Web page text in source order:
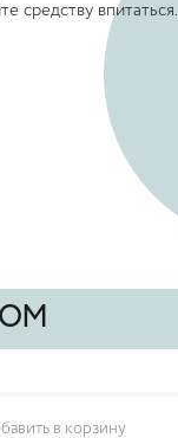
средству впитаться.
в корзину